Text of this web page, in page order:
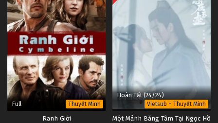
Full Thuyết Minh
Ranh Giới
Hoàn Tất (24/24)
Vietsub + Thuyết Minh
Một Mảnh Băng Tâm Tại Ngọc Hồ